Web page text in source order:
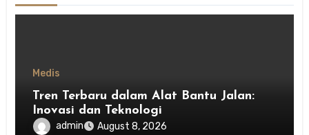
Medis
Tren Terbaru dalam Alat Bantu Jalan:
Inovasi dan Teknologi
admin August 8, 2026